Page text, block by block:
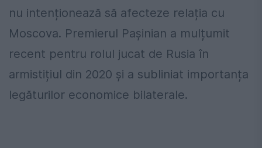
nu intenționează să afecteze relația cu
Moscova. Premierul Pașinian a mulțumit
recent pentru rolul jucat de Rusia în
armistițiul din 2020 și a subliniat importanța
legăturilor economice bilaterale.